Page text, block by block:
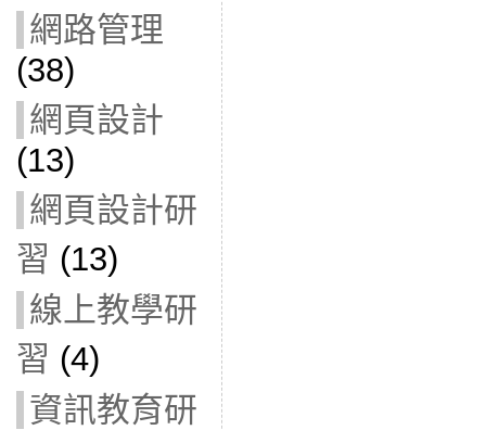
網路管理
(38)
網頁設計
(13)
網頁設計研
習 (13)
線上教學研
習 (4)
資訊教育研